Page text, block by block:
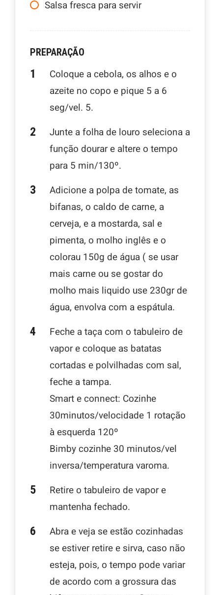
Salsa fresca para servir
PREPARAÇÃO
Coloque a cebola, os alhos e o
azeite no copo e pique 5 a 6
seg/vel. 5.
Junte a folha de louro seleciona a
função dourar e altere o tempo
para 5 min/130º.
Adicione a polpa de tomate, as
bifanas, o caldo de carne, a
cerveja, e a mostarda, sal e
pimenta, o molho inglês e o
colorau 150g de água ( se usar
mais carne ou se gostar do
molho mais liquido use 230gr de
água, envolva com a espátula.
Feche a taça com o tabuleiro de
vapor e coloque as batatas
cortadas e polvilhadas com sal,
feche a tampa.
Smart e connect: Cozinhe
30minutos/velocidade 1 rotação
à esquerda 120º
Bimby cozinhe 30 minutos/vel
inversa/temperatura varoma.
Retire o tabuleiro de vapor e
mantenha fechado.
Abra e veja se estão cozinhadas
se estiver retire e sirva, caso não
esteja, pois, o tempo pode variar
de acordo com a grossura das